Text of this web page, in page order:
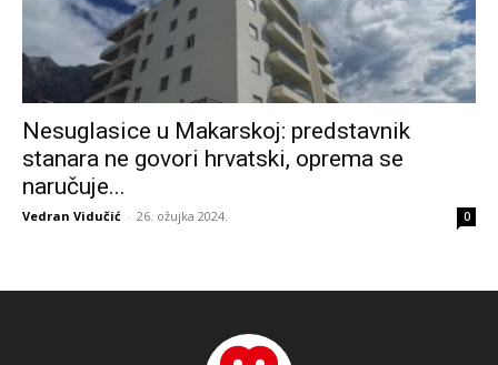
Nesuglasice u Makarskoj: predstavnik
stanara ne govori hrvatski, oprema se
naručuje...
Vedran Vidučić - 26. ožujka 2024. 0